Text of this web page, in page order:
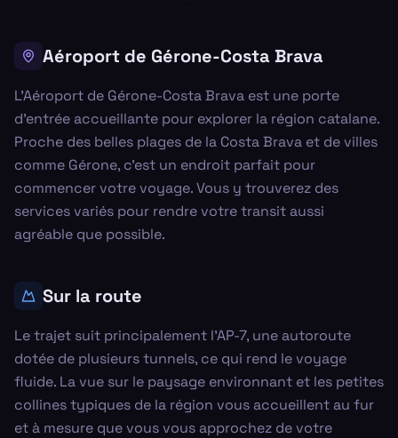
Aéroport de Gérone-Costa Brava
L'Aéroport de Gérone-Costa Brava est une porte
d'entrée accueillante pour explorer la région catalane.
Proche des belles plages de la Costa Brava et de villes
comme Gérone, c'est un endroit parfait pour
commencer votre voyage. Vous y trouverez des
services variés pour rendre votre transit aussi
agréable que possible.
Sur la route
Le trajet suit principalement l'AP-7, une autoroute
dotée de plusieurs tunnels, ce qui rend le voyage
fluide. La vue sur le paysage environnant et les petites
collines typiques de la région vous accueillent au fur
et à mesure que vous vous approchez de votre